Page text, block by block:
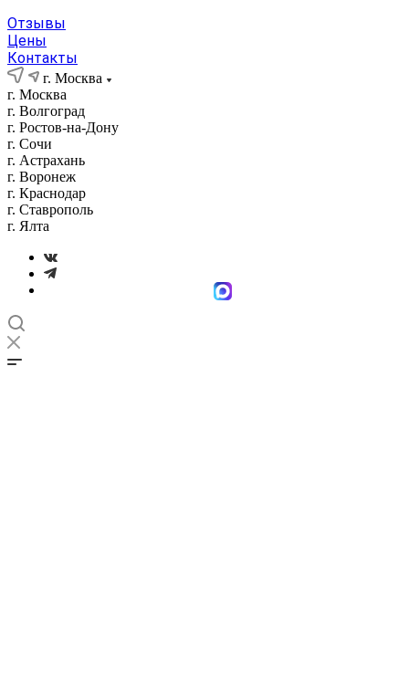
Отзывы
Цены
Контакты
г. Москва
г. Москва
г. Волгоград
г. Ростов-на-Дону
г. Сочи
г. Астрахань
г. Воронеж
г. Краснодар
г. Ставрополь
г. Ялта